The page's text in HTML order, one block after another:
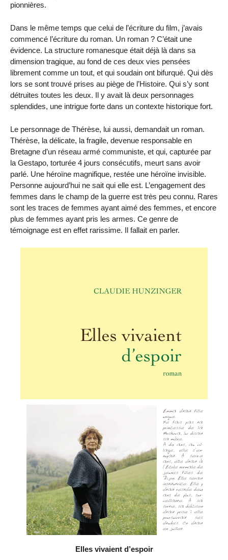
pionnières.
Dans le même temps que celui de l’écriture du film, j’avais
commencé l’écriture du roman. Un roman ? C’était une
évidence. La structure romanesque était déjà là dans sa
dimension tragique, au fond de ces deux vies pensées
librement comme un tout, et qui soudain ont bifurqué. Qui dès
lors se sont trouvé prises au piège de l’Histoire. Qui s’y sont
détruites toutes les deux. Il y avait là deux personnages
splendides, une intrigue forte dans un contexte historique fort.
Le personnage de Thérèse, lui aussi, demandait un roman.
Thérèse, la délicate, la fragile, devenue responsable en
Bretagne d’un réseau armé communiste, et qui, capturée par
la Gestapo, torturée 4 jours consécutifs, meurt sans avoir
parlé. Une héroïne magnifique, restée une héroïne invisible.
Personne aujourd’hui ne sait qui elle est. L’engagement des
femmes dans le champ de la guerre est très peu connu. Rares
sont les traces de femmes ayant aimé des femmes, et encore
plus de femmes ayant pris les armes. Ce genre de
témoignage est en effet rarissime. Il fallait en parler.
Elles vivaient d’espoir